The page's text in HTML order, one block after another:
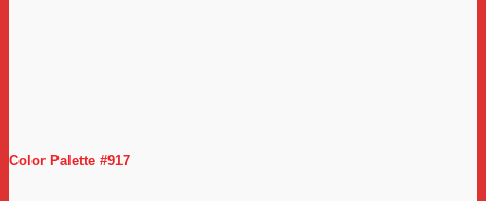
Color Palette #917